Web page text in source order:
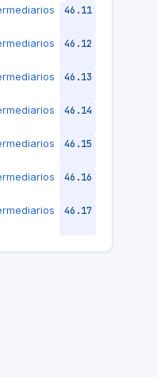
46.11
46.12
46.13
46.14
46.15
46.16
46.17